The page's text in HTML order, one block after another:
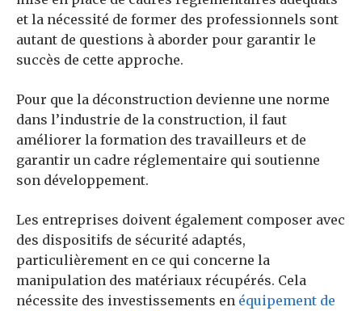
et la nécessité de former des professionnels sont
autant de questions à aborder pour garantir le
succès de cette approche.
Pour que la déconstruction devienne une norme
dans l’industrie de la construction, il faut
améliorer la formation des travailleurs et de
garantir un cadre réglementaire qui soutienne
son développement.
Les entreprises doivent également composer avec
des dispositifs de sécurité adaptés,
particulièrement en ce qui concerne la
manipulation des matériaux récupérés. Cela
nécessite des investissements en équipement de